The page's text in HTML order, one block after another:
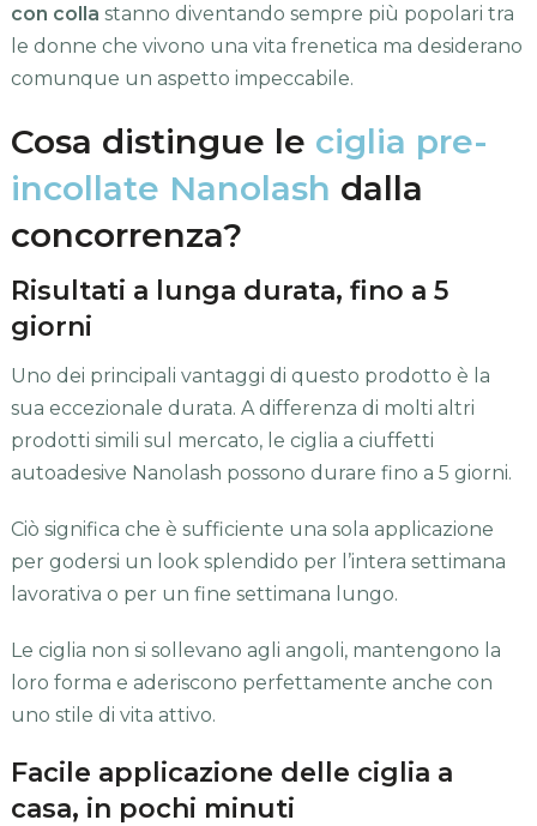
con colla stanno diventando sempre più popolari tra
le donne che vivono una vita frenetica ma desiderano
comunque un aspetto impeccabile.
Cosa distingue le ciglia pre-
incollate Nanolash dalla
concorrenza?
Risultati a lunga durata, fino a 5
giorni
Uno dei principali vantaggi di questo prodotto è la
sua eccezionale durata. A differenza di molti altri
prodotti simili sul mercato, le ciglia a ciuffetti
autoadesive Nanolash possono durare fino a 5 giorni.
Ciò significa che è sufficiente una sola applicazione
per godersi un look splendido per l’intera settimana
lavorativa o per un fine settimana lungo.
Le ciglia non si sollevano agli angoli, mantengono la
loro forma e aderiscono perfettamente anche con
uno stile di vita attivo.
Facile applicazione delle ciglia a
casa, in pochi minuti